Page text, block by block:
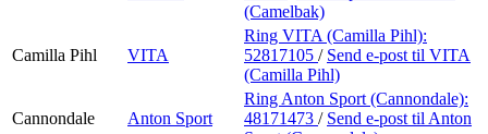
(Camelbak)
Camilla Pihl VITA
Ring VITA (Camilla Pihl):
52817105 / Send e-post til VITA
(Camilla Pihl)
Cannondale Anton Sport
Ring Anton Sport (Cannondale):
48171473 / Send e-post til Anton